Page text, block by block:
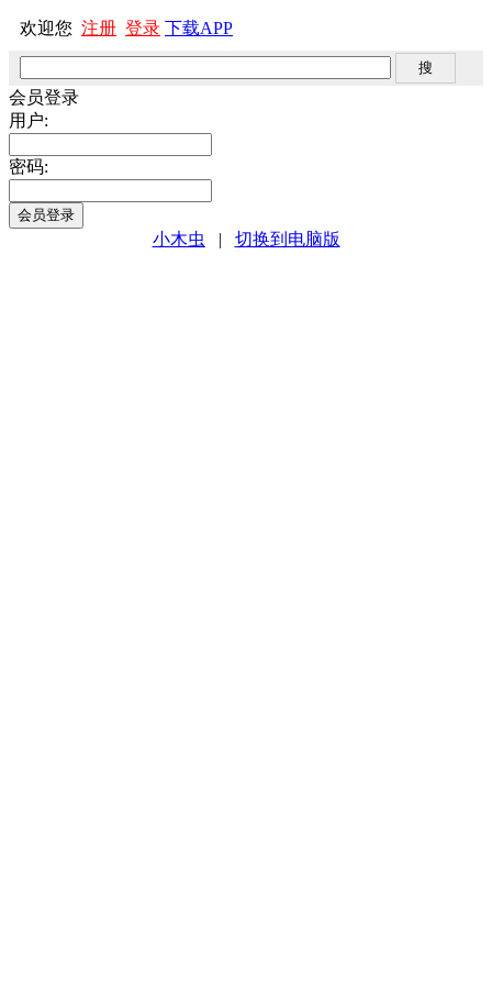
欢迎您 注册 登录 下载APP
会员登录
用户:
密码:
小木虫 | 切换到电脑版